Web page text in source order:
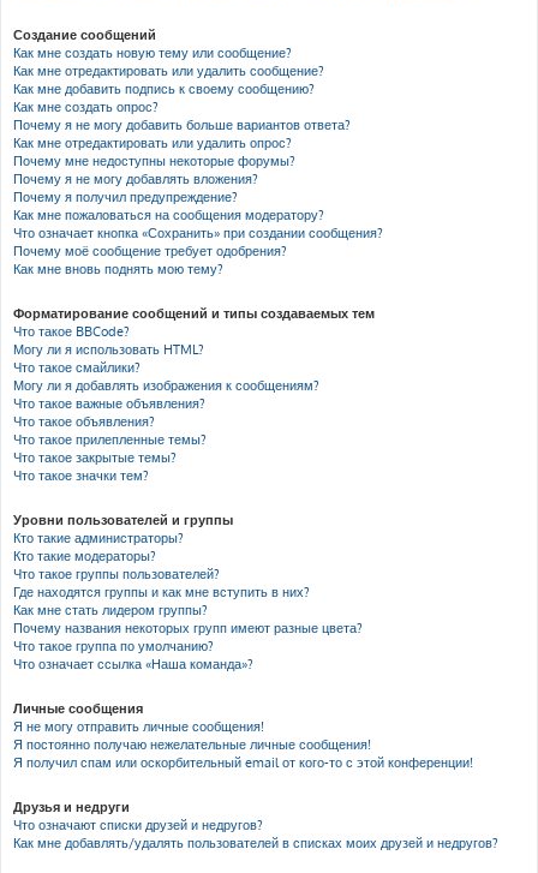
Создание сообщений
Как мне создать новую тему или сообщение?
Как мне отредактировать или удалить сообщение?
Как мне добавить подпись к своему сообщению?
Как мне создать опрос?
Почему я не могу добавить больше вариантов ответа?
Как мне отредактировать или удалить опрос?
Почему мне недоступны некоторые форумы?
Почему я не могу добавлять вложения?
Почему я получил предупреждение?
Как мне пожаловаться на сообщения модератору?
Что означает кнопка «Сохранить» при создании сообщения?
Почему моё сообщение требует одобрения?
Как мне вновь поднять мою тему?
Форматирование сообщений и типы создаваемых тем
Что такое BBCode?
Могу ли я использовать HTML?
Что такое смайлики?
Могу ли я добавлять изображения к сообщениям?
Что такое важные объявления?
Что такое объявления?
Что такое прилепленные темы?
Что такое закрытые темы?
Что такое значки тем?
Уровни пользователей и группы
Кто такие администраторы?
Кто такие модераторы?
Что такое группы пользователей?
Где находятся группы и как мне вступить в них?
Как мне стать лидером группы?
Почему названия некоторых групп имеют разные цвета?
Что такое группа по умолчанию?
Что означает ссылка «Наша команда»?
Личные сообщения
Я не могу отправить личные сообщения!
Я постоянно получаю нежелательные личные сообщения!
Я получил спам или оскорбительный email от кого-то с этой конференции!
Друзья и недруги
Что означают списки друзей и недругов?
Как мне добавлять/удалять пользователей в списках моих друзей и недругов?